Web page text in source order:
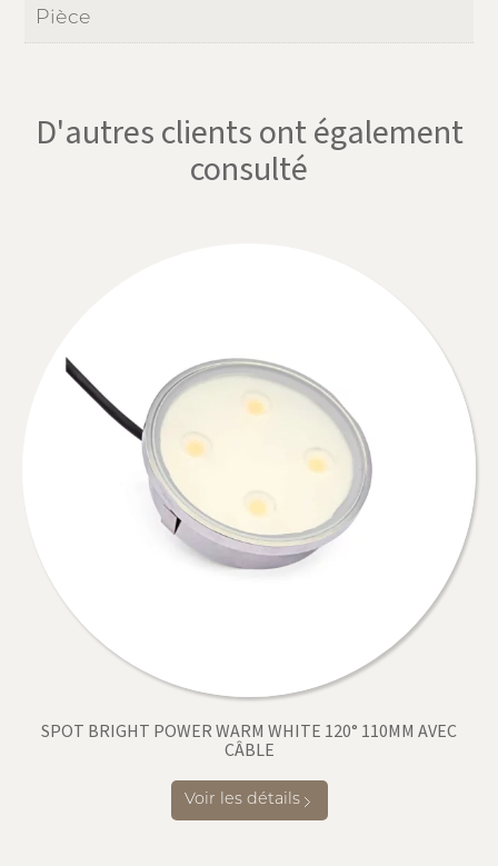
Pièce
D'autres clients ont également
consulté
SPOT BRIGHT POWER WARM WHITE 120° 110MM AVEC
CÂBLE
Voir les détails